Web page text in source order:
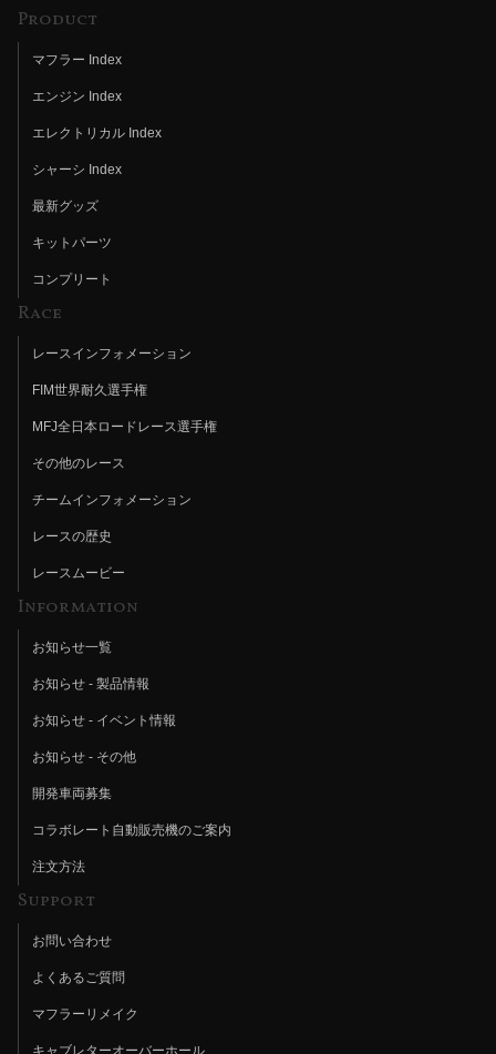
Product
マフラー Index
エンジン Index
エレクトリカル Index
シャーシ Index
最新グッズ
キットパーツ
コンプリート
Race
レースインフォメーション
FIM世界耐久選手権
MFJ全日本ロードレース選手権
その他のレース
チームインフォメーション
レースの歴史
レースムービー
Information
お知らせ一覧
お知らせ - 製品情報
お知らせ - イベント情報
お知らせ - その他
開発車両募集
コラボレート自動販売機のご案内
注文方法
Support
お問い合わせ
よくあるご質問
マフラーリメイク